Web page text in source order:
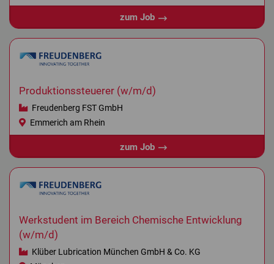
zum Job
Produktionssteuerer (w/m/d)
Freudenberg FST GmbH
Emmerich am Rhein
zum Job
Werkstudent im Bereich Chemische Entwicklung
(w/m/d)
Klüber Lubrication München GmbH & Co. KG